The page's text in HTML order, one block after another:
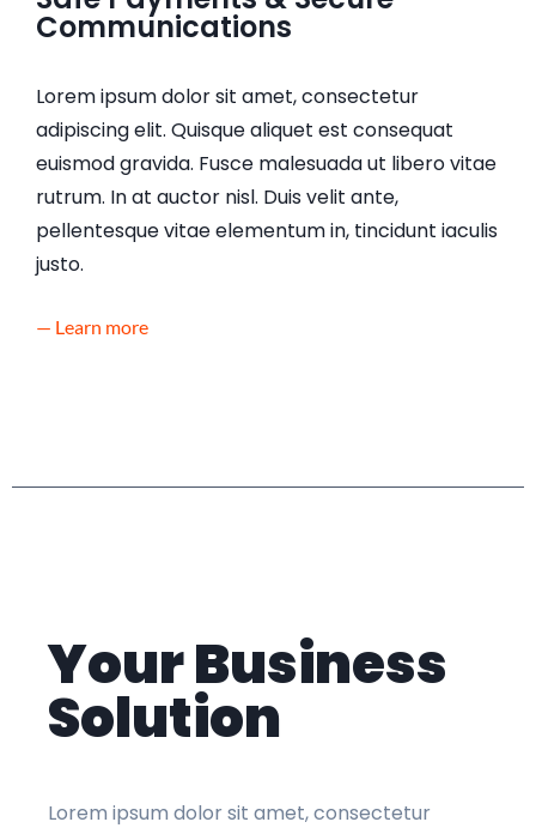
Communications
Lorem ipsum dolor sit amet, consectetur
adipiscing elit. Quisque aliquet est consequat
euismod gravida. Fusce malesuada ut libero vitae
rutrum. In at auctor nisl. Duis velit ante,
pellentesque vitae elementum in, tincidunt iaculis
justo.
— Learn more
Your Business
Solution
Lorem ipsum dolor sit amet, consectetur